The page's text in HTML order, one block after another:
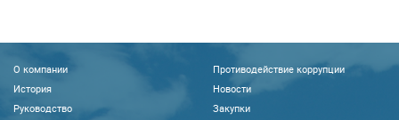
О компании
История
Руководство
Противодействие коррупции
Новости
Закупки